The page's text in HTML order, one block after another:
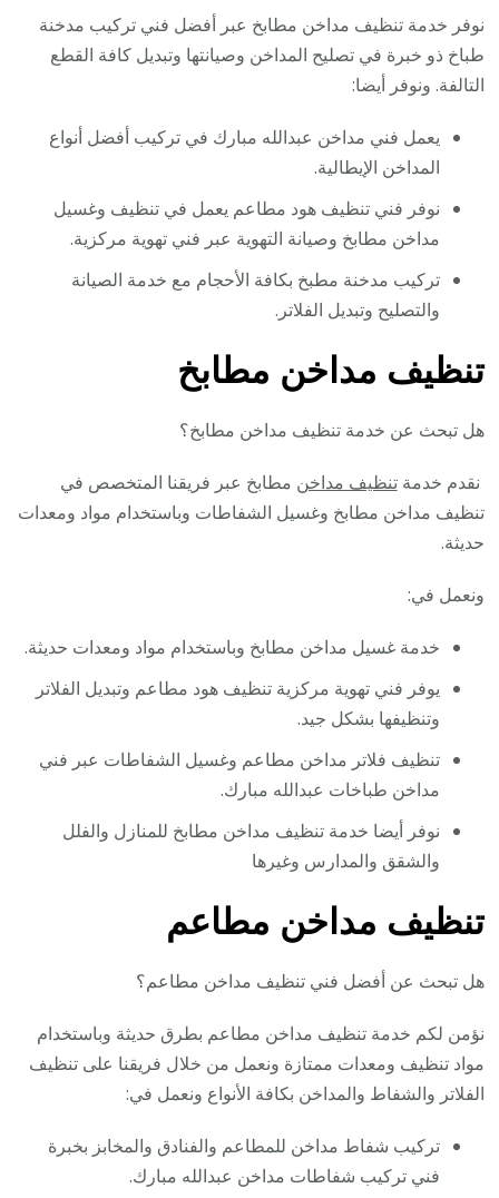
نوفر خدمة تنظيف مداخن مطابخ عبر أفضل فني تركيب مدخنة
طباخ ذو خبرة في تصليح المداخن وصيانتها وتبديل كافة القطع
التالفة. ونوفر أيضا:
يعمل فني مداخن عبدالله مبارك في تركيب أفضل أنواع
المداخن الإيطالية.
نوفر فني تنظيف هود مطاعم يعمل في تنظيف وغسيل
مداخن مطابخ وصيانة التهوية عبر فني تهوية مركزية.
تركيب مدخنة مطبخ بكافة الأحجام مع خدمة الصيانة
والتصليح وتبديل الفلاتر.
تنظيف مداخن مطابخ
هل تبحث عن خدمة تنظيف مداخن مطابخ؟
نقدم خدمةتنظيف مداخن مطابخ عبر فريقنا المتخصص في
تنظيف مداخن مطابخ وغسيل الشفاطات وباستخدام مواد ومعدات
حديثة.
ونعمل في:
خدمة غسيل مداخن مطابخ وباستخدام مواد ومعدات حديثة.
يوفر فني تهوية مركزية تنظيف هود مطاعم وتبديل الفلاتر
وتنظيفها بشكل جيد.
تنظيف فلاتر مداخن مطاعم وغسيل الشفاطات عبر فني
مداخن طباخات عبدالله مبارك.
نوفر أيضا خدمة تنظيف مداخن مطابخ للمنازل والفلل
والشقق والمدارس وغيرها
تنظيف مداخن مطاعم
هل تبحث عن أفضل فني تنظيف مداخن مطاعم؟
نؤمن لكم خدمة تنظيف مداخن مطاعم بطرق حديثة وباستخدام
مواد تنظيف ومعدات ممتازة ونعمل من خلال فريقنا على تنظيف
الفلاتر والشفاط والمداخن بكافة الأنواع ونعمل في:
تركيب شفاط مداخن للمطاعم والفنادق والمخابز بخبرة
فني تركيب شفاطات مداخن عبدالله مبارك.